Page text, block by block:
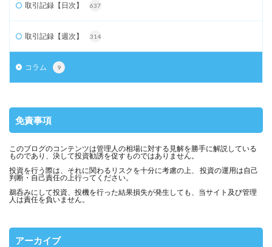
取引記録【日次】 637
取引記録【週次】 314
コラム 9
免責事項
このブログのコンテンツは管理人の相場に対する見解を勝手に解説している
ものであり、決して投資勧誘を促すものではありません。
投資を行う際は、それに関わるリスクを十分に考慮の上、 投資の運用は自己
判断・自己責任の上行ってください。
鵜呑みにして投資、投機を行った結果損失が発生しても、当サイト及び管理
人は責任を負いません。
アーカイブ